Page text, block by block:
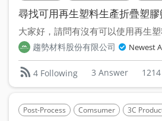
尋找可用再生塑料生產折疊塑
大家好，請問有沒有可以使用再生
趨勢材料股份有限公司 Newest
4 Following 3 Answer
Post-Process Comsumer 3C